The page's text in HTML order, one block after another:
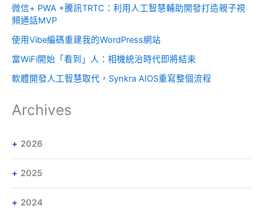
微信+ PWA +騰訊TRTC：利用人工智慧輔助開發打造親子視
頻通話MVP
使用Vibe編碼重建我的WordPress網站
當WiFi開始「看到」人：相機統治時代即將結束
軟體開發人工智慧取代，Synkra AIOS重寫整個流程
Archives
2026
2025
2024